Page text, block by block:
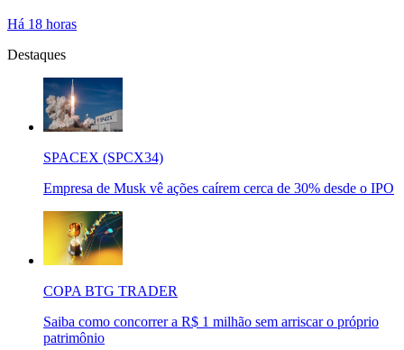
Há 18 horas
Destaques
SPACEX (SPCX34)
Empresa de Musk vê ações caírem cerca de 30% desde o IPO
COPA BTG TRADER
Saiba como concorrer a R$ 1 milhão sem arriscar o próprio
patrimônio